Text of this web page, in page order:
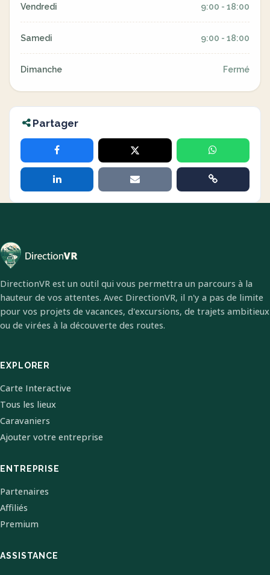
Vendredi 9:00 - 18:00
Samedi 9:00 - 18:00
Dimanche Fermé
Partager
DirectionVR est un outil qui vous permettra un parcours à la
hauteur de vos attentes. Avec DirectionVR, il n'y a pas de limite
pour vos projets de vacances, d'excursions, de trajets ambitieux
ou de virées à la découverte des routes.
EXPLORER
Carte Interactive
Tous les lieux
Caravaniers
Ajouter votre entreprise
ENTREPRISE
Partenaires
Affiliés
Premium
ASSISTANCE